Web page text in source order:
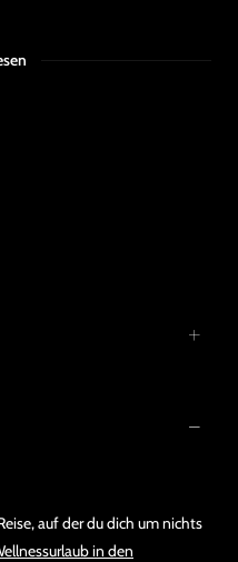
auf der du dich um nichts
in den